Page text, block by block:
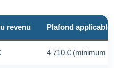
revenu Plafond applicable
4 710 € (minimum